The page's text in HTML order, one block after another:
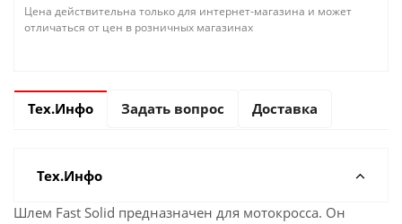
Цена действительна только для интернет-магазина и может
отличаться от цен в розничных магазинах
Тех.Инфо Задать вопрос Доставка
Тех.Инфо
Шлем Fast Solid предназначен для мотокросса. Он